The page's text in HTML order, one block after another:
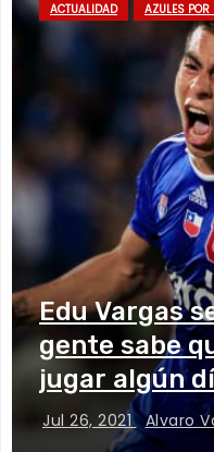
ACTUALIDAD AZULES
Edu Vargas
gente sabe
jugar algún
Jul 26, 2021 Alvaro